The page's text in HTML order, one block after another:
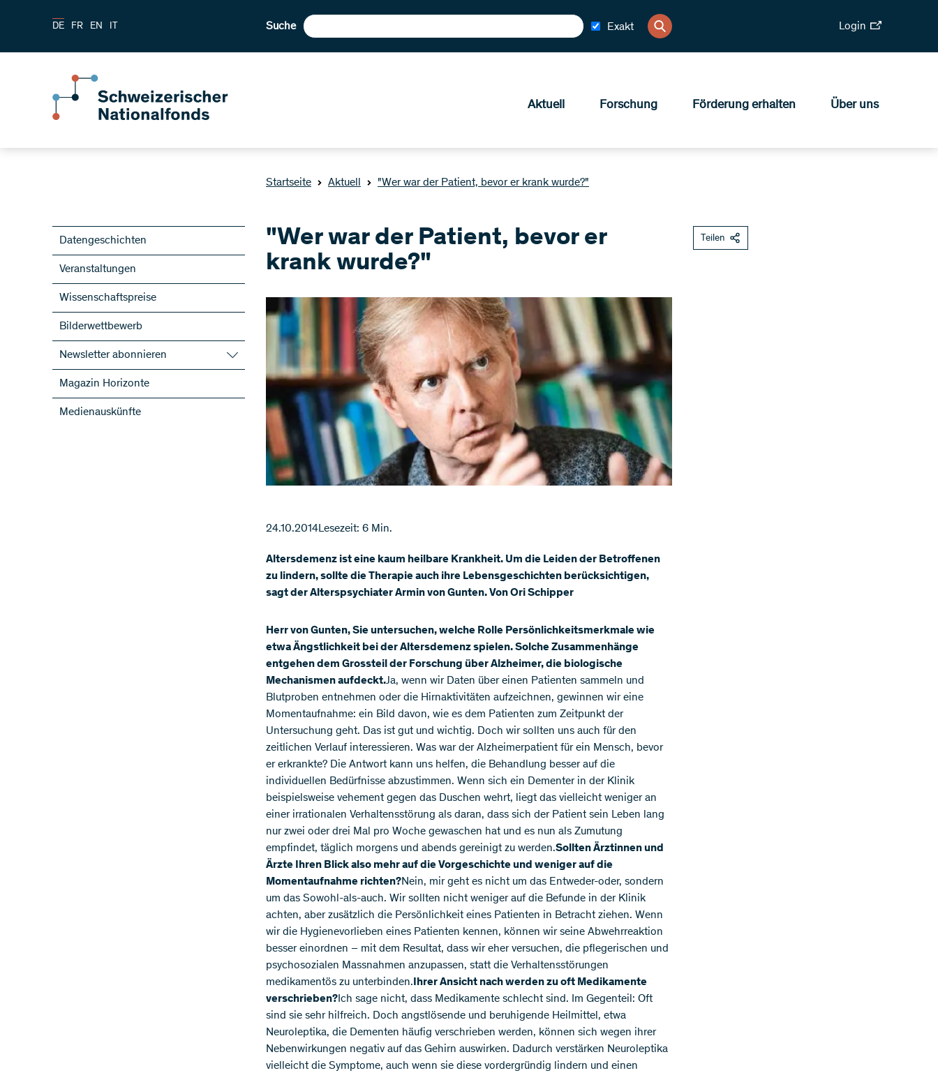
DE FR EN IT Suche Exakt Login
Aktuell Forschung Förderung erhalten Über uns
Startseite Aktuell "Wer war der Patient, bevor er krank wurde?"
Datengeschichten
Veranstaltungen
Wissenschaftspreise
Bilderwettbewerb
Newsletter abonnieren
SNF-Newsletter abonnieren
Newsletter der NFP abonnieren
ScienceGeist
Magazin Horizonte
Medienauskünfte
"Wer war der Patient, bevor er
krank wurde?"
24.10.2014Lesezeit: 6 Min.
Altersdemenz ist eine kaum heilbare Krankheit. Um die Leiden der Betroffenen
zu lindern, sollte die Therapie auch ihre Lebensgeschichten berücksichtigen,
sagt der Alterspsychiater Armin von Gunten. Von Ori Schipper
Herr von Gunten, Sie untersuchen, welche Rolle Persönlichkeitsmerkmale wie
etwa Ängstlichkeit bei der Altersdemenz spielen. Solche Zusammenhänge
entgehen dem Grossteil der Forschung über Alzheimer, die biologische
Mechanismen aufdeckt.Ja, wenn wir Daten über einen Patienten sammeln und
Blutproben entnehmen oder die Hirnaktivitäten aufzeichnen, gewinnen wir eine
Momentaufnahme: ein Bild davon, wie es dem Patienten zum Zeitpunkt der
Untersuchung geht. Das ist gut und wichtig. Doch wir sollten uns auch für den
zeitlichen Verlauf interessieren. Was war der Alzheimerpatient für ein Mensch, bevor
er erkrankte? Die Antwort kann uns helfen, die Behandlung besser auf die
individuellen Bedürfnisse abzustimmen. Wenn sich ein Dementer in der Klinik
beispielsweise vehement gegen das Duschen wehrt, liegt das vielleicht weniger an
einer irrationalen Verhaltensstörung als daran, dass sich der Patient sein Leben lang
nur zwei oder drei Mal pro Woche gewaschen hat und es nun als Zumutung
empfindet, täglich morgens und abends gereinigt zu werden.Sollten Ärztinnen und
Ärzte Ihren Blick also mehr auf die Vorgeschichte und weniger auf die
Momentaufnahme richten?Nein, mir geht es nicht um das Entweder-oder, sondern
um das Sowohl-als-auch. Wir sollten nicht weniger auf die Befunde in der Klinik
achten, aber zusätzlich die Persönlichkeit eines Patienten in Betracht ziehen. Wenn
wir die Hygienevorlieben eines Patienten kennen, können wir seine Abwehrreaktion
besser einordnen – mit dem Resultat, dass wir eher versuchen, die pflegerischen und
psychosozialen Massnahmen anzupassen, statt die Verhaltensstörungen
medikamentös zu unterbinden.Ihrer Ansicht nach werden zu oft Medikamente
verschrieben?Ich sage nicht, dass Medikamente schlecht sind. Im Gegenteil: Oft
sind sie sehr hilfreich. Doch angstlösende und beruhigende Heilmittel, etwa
Neuroleptika, die Dementen häufig verschrieben werden, können sich wegen ihrer
Nebenwirkungen negativ auf das Gehirn auswirken. Dadurch verstärken Neuroleptika
vielleicht die Symptome, auch wenn sie diese vordergründig lindern und einen
Teilen